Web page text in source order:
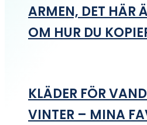
ARMEN, DET HÄR
OM HUR DU
KLÄDER FÖR
VINTER – MINA